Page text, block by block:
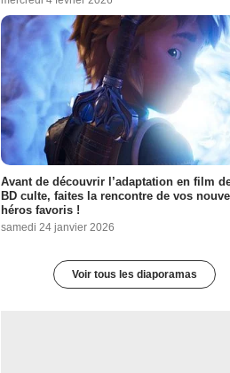
Avant de découvrir l’adaptation en film
BD culte, faites la rencontre de vos
héros favoris !
samedi 24 janvier 2026
Voir tous les diaporamas